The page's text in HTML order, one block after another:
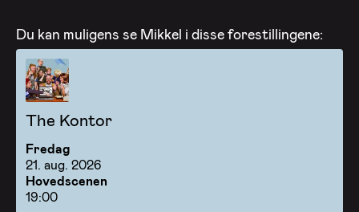
Du kan muligens se Mikkel i disse forestillingene:
The Kontor
Fredag
21. aug. 2026
Hovedscenen
19:00